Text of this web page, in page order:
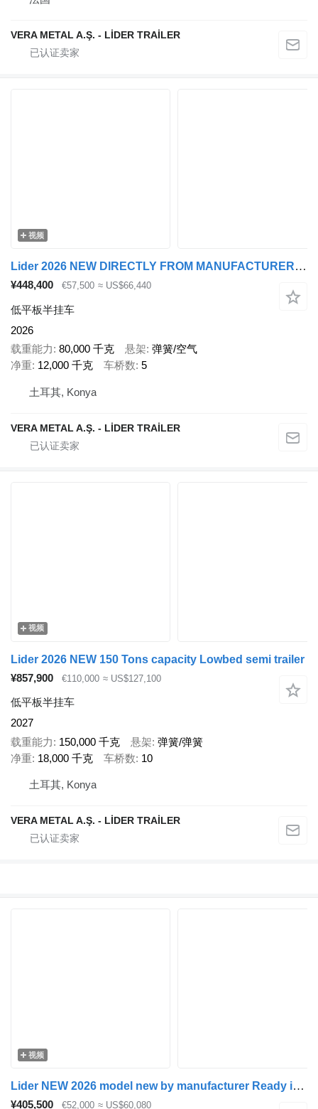
VERA METAL A.Ş. - LİDER TRAİLER
视频
Lider 2026 NEW DIRECTLY FROM MANUFACTURER COMPANY AVAILABLE IN STOCK
¥448,400 €57,500 ≈ US$66,440
低平板半挂车
2026
载重能力 80,000 千克 悬架 弹簧/空气
净重 12,000 千克 车桥数 5
土耳其, Konya
VERA METAL A.Ş. - LİDER TRAİLER
视频
Lider 2026 NEW 150 Tons capacity Lowbed semi trailer
¥857,900
€110,000 ≈ US$127,100
低平板半挂车
2027
载重能力
150,000 千克 悬架 弹簧/弹簧
净重 18,000 千克 车桥数 10
土耳其, Konya
VERA METAL A.Ş. - LİDER TRAİLER
视频
Lider NEW 2026 model new by manufacturer Ready in Stocks
¥405,500 €52,000 ≈ US$60,080